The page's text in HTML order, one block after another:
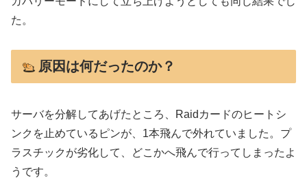
た。
原因は何だったのか？
サーバを分解してあげたところ、Raidカードのヒートシ
ンクを止めているピンが、1本飛んで外れていました。プ
ラスチックが劣化して、どこかへ飛んで行ってしまったよ
うです。